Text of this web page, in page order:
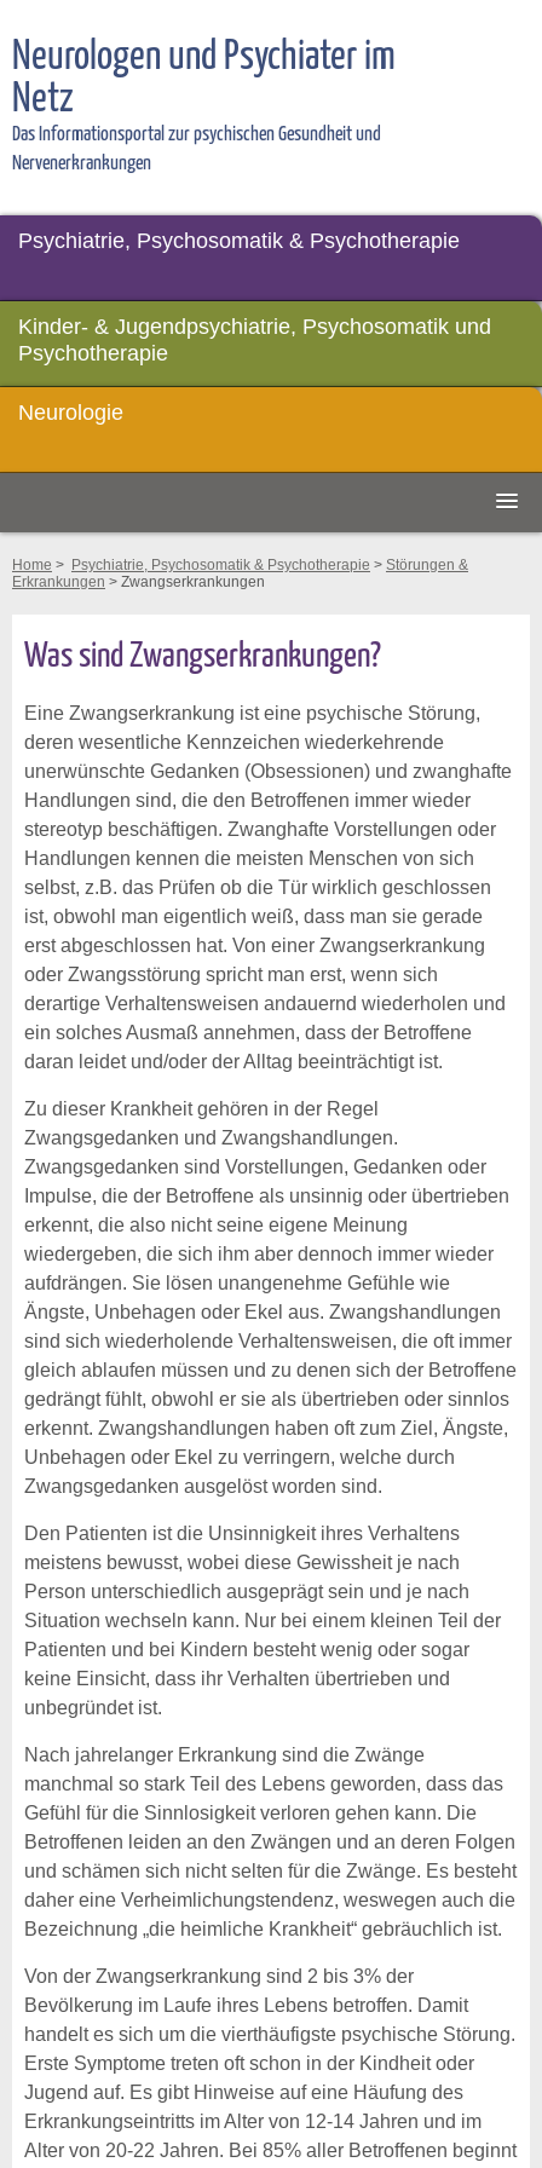
Neurologen und Psychiater im
Netz
Das Informationsportal zur psychischen Gesundheit und
Nervenerkrankungen
Psychiatrie, Psychosomatik & Psychotherapie
Kinder- & Jugendpsychiatrie, Psychosomatik und
Psychotherapie
Neurologie
Home > Psychiatrie, Psychosomatik & Psychotherapie > Störungen &
Erkrankungen > Zwangserkrankungen
Was sind Zwangserkrankungen?
Eine Zwangserkrankung ist eine psychische Störung,
deren wesentliche Kennzeichen wiederkehrende
unerwünschte Gedanken (Obsessionen) und zwanghafte
Handlungen sind, die den Betroffenen immer wieder
stereotyp beschäftigen. Zwanghafte Vorstellungen oder
Handlungen kennen die meisten Menschen von sich
selbst, z.B. das Prüfen ob die Tür wirklich geschlossen
ist, obwohl man eigentlich weiß, dass man sie gerade
erst abgeschlossen hat. Von einer Zwangserkrankung
oder Zwangsstörung spricht man erst, wenn sich
derartige Verhaltensweisen andauernd wiederholen und
ein solches Ausmaß annehmen, dass der Betroffene
daran leidet und/oder der Alltag beeinträchtigt ist.
Zu dieser Krankheit gehören in der Regel
Zwangsgedanken und Zwangshandlungen.
Zwangsgedanken sind Vorstellungen, Gedanken oder
Impulse, die der Betroffene als unsinnig oder übertrieben
erkennt, die also nicht seine eigene Meinung
wiedergeben, die sich ihm aber dennoch immer wieder
aufdrängen. Sie lösen unangenehme Gefühle wie
Ängste, Unbehagen oder Ekel aus. Zwangshandlungen
sind sich wiederholende Verhaltensweisen, die oft immer
gleich ablaufen müssen und zu denen sich der Betroffene
gedrängt fühlt, obwohl er sie als übertrieben oder sinnlos
erkennt. Zwangshandlungen haben oft zum Ziel, Ängste,
Unbehagen oder Ekel zu verringern, welche durch
Zwangsgedanken ausgelöst worden sind.
Den Patienten ist die Unsinnigkeit ihres Verhaltens
meistens bewusst, wobei diese Gewissheit je nach
Person unterschiedlich ausgeprägt sein und je nach
Situation wechseln kann. Nur bei einem kleinen Teil der
Patienten und bei Kindern besteht wenig oder sogar
keine Einsicht, dass ihr Verhalten übertrieben und
unbegründet ist.
Nach jahrelanger Erkrankung sind die Zwänge
manchmal so stark Teil des Lebens geworden, dass das
Gefühl für die Sinnlosigkeit verloren gehen kann. Die
Betroffenen leiden an den Zwängen und an deren Folgen
und schämen sich nicht selten für die Zwänge. Es besteht
daher eine Verheimlichungstendenz, weswegen auch die
Bezeichnung „die heimliche Krankheit“ gebräuchlich ist.
Von der Zwangserkrankung sind 2 bis 3% der
Bevölkerung im Laufe ihres Lebens betroffen. Damit
handelt es sich um die vierthäufigste psychische Störung.
Erste Symptome treten oft schon in der Kindheit oder
Jugend auf. Es gibt Hinweise auf eine Häufung des
Erkrankungseintritts im Alter von 12-14 Jahren und im
Alter von 20-22 Jahren. Bei 85% aller Betroffenen beginnt